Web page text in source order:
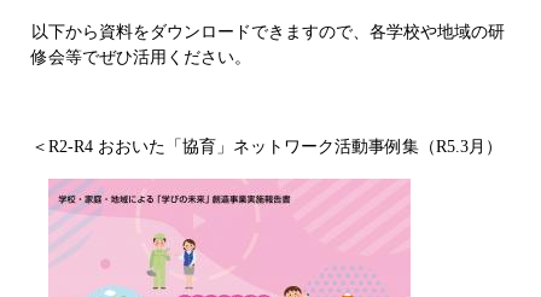
以下から資料をダウンロードできますので、各学校や地域の研
修会等でぜひ活用ください。
＜R2-R4 おおいた「協育」ネットワーク活動事例集（R5.3月）